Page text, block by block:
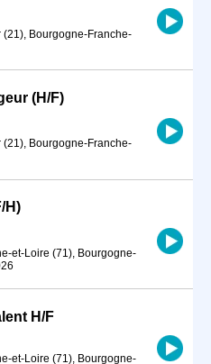
(21), Bourgogne-Franche-
(H/F)
(21), Bourgogne-Franche-
H)
et-Loire (71), Bourgogne-
H/F
et-Loire (71), Bourgogne-